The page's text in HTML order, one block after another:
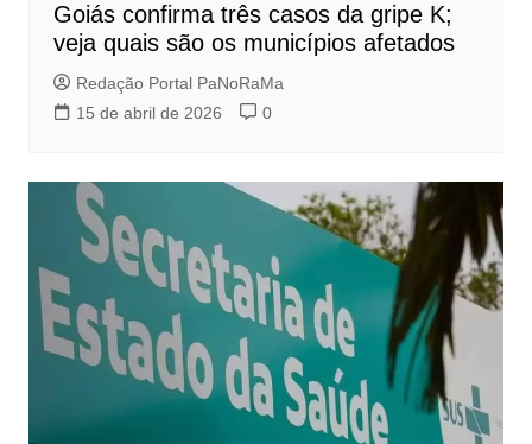
Goiás confirma três casos da gripe K;
veja quais são os municípios afetados
Redação Portal PaNoRaMa
15 de abril de 2026
0